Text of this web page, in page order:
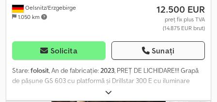
Oelsnitz/Erzgebirge
1.050 km
12.500 EUR
preț fix plus TVA
(14.875 EUR brut)
Solicita Sunați
Stare:folosit, An de fabricație:2023, PREȚ DE LICHIDARE!!! Grapă
de pășune GS 603 cu platformă și Drillstar 300 E cu iluminare